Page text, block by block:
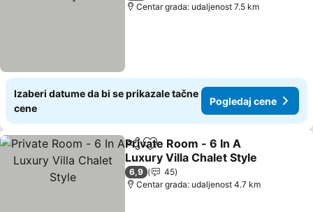
Centar grada: udaljenost 7.5 km
Izaberi datume da bi se prikazale tačne
cene
Pogledaj cene
Deli Dodati u favorite
Private Room - 6 In A
Luxury Villa Chalet Style
Pogledaj cene
6,9
45
Centar grada: udaljenost 4.7 km